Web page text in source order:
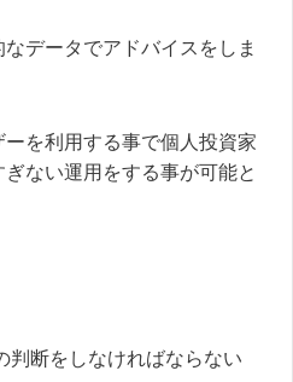
データでアドバイスをしま
を利用する事で個人投資家
ない運用をする事が可能と
判断をしなければならない